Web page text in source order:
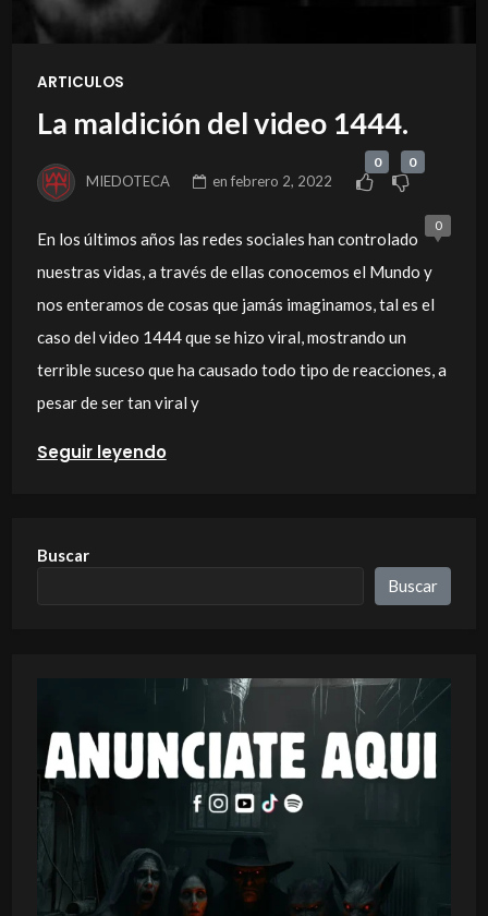
ARTICULOS
La maldición del video 1444.
MIEDOTECA enfebrero 2, 2022
0 0
0
En los últimos años las redes sociales han controlado
nuestras vidas, a través de ellas conocemos el Mundo y
nos enteramos de cosas que jamás imaginamos, tal es el
caso del video 1444 que se hizo viral, mostrando un
terrible suceso que ha causado todo tipo de reacciones, a
pesar de ser tan viral y
Seguir leyendo
Buscar
Buscar